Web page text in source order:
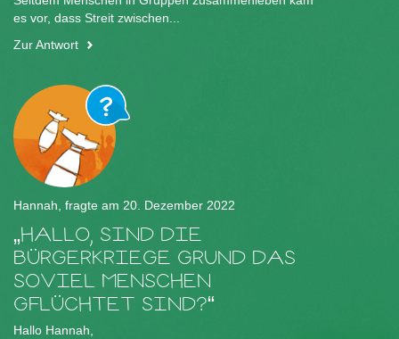
es vor, dass Streit zwischen...
Zur Antwort
Hannah, fragte am 20. Dezember 2022
HALLO, SIND DIE
BÜRGERKRIEGE GRUND DAS
SOVIEL MENSCHEN
GFLÜCHTET SIND?
Hallo Hannah,